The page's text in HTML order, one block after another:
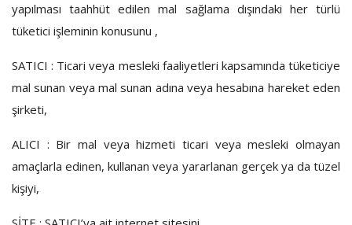
yapılması taahhüt edilen mal sağlama dışındaki her türlü
tüketici işleminin konusunu ,
SATICI : Ticari veya mesleki faaliyetleri kapsamında tüketiciye
mal sunan veya mal sunan adına veya hesabına hareket eden
şirketi,
ALICI : Bir mal veya hizmeti ticari veya mesleki olmayan
amaçlarla edinen, kullanan veya yararlanan gerçek ya da tüzel
kişiyi,